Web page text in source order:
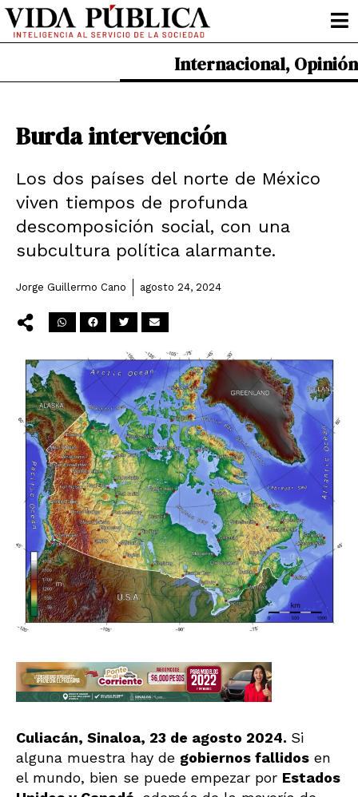
Ir
contenido
Internacional, Opinión
Burda intervención
Los dos países del norte de México
viven tiempos de profunda
descomposición social, con una
subcultura política alarmante.
Jorge Guillermo Cano agosto 24, 2024
Culiacán, Sinaloa, 23 de agosto 2024. Si
alguna muestra hay de gobiernos fallidos en
el mundo, bien se puede empezar por Estados